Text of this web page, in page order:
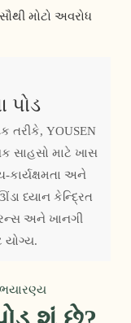
મોટો અવરોધ
પોડ
તરીકે, YOUSEN
સાહસો માટે ખાસ
અને
ધ્યાન કેન્દ્રિત
અને ખાનગી
યોગ્ય.